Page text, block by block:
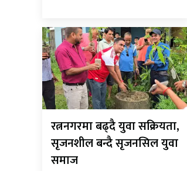
रत्ननगरमा बढ्दै युवा सक्रियता,
सृजनशील बन्दै सृजनसिल युवा
समाज